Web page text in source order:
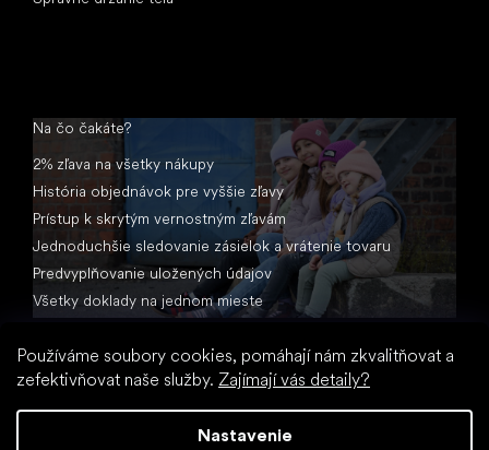
Používáme soubory cookies, pomáhají nám zkvalitňovat a
zefektivňovat naše služby. Zajímají vás detaily?
Nastavenie
Na čo čakáte?
2% zľava na všetky nákupy
História objednávok pre vyššie zľavy
Prístup k skrytým vernostným zľavám
Jednoduchšie sledovanie zásielok a vrátenie tovaru
Predvyplňovanie uložených údajov
Všetky doklady na jednom mieste
Vytvoril Shoptet